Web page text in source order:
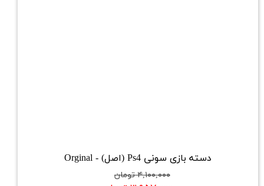
دسته بازی سونی Ps4 (اصل) - Orginal
۴,۱۰۰,۰۰۰ تومان